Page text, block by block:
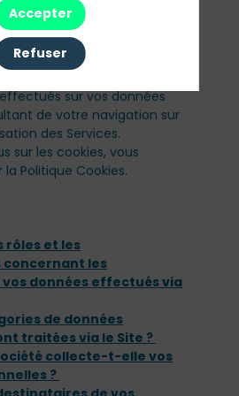
A « Description des
Conditions Générales
(ci-après les «
sur vos données
de votre navigation sur
des Services.
sur les cookies, vous
Politique Cookies.
rôles et les
concernant les
données effectués via
de données
traitées via le Site ?
collecte-t-elle vos
?
Accepter
Refuser